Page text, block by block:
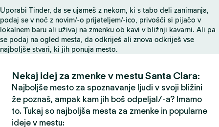
Uporabi Tinder, da se ujameš z nekom, ki s tabo deli zanimanja,
podaj se v noč z novim/-o prijateljem/-ico, privošči si pijačo v
lokalnem baru ali uživaj na zmenku ob kavi v bližnji kavarni. Ali pa
se podaj na ogled mesta, da odkriješ ali znova odkriješ vse
najboljše stvari, ki jih ponuja mesto.
Nekaj idej za zmenke v mestu Santa Clara:
Najboljše mesto za spoznavanje ljudi v svoji bližini
že poznaš, ampak kam jih boš odpeljal/-a? Imamo
to. Tukaj so najboljša mesta za zmenke in popularne
ideje v mestu: